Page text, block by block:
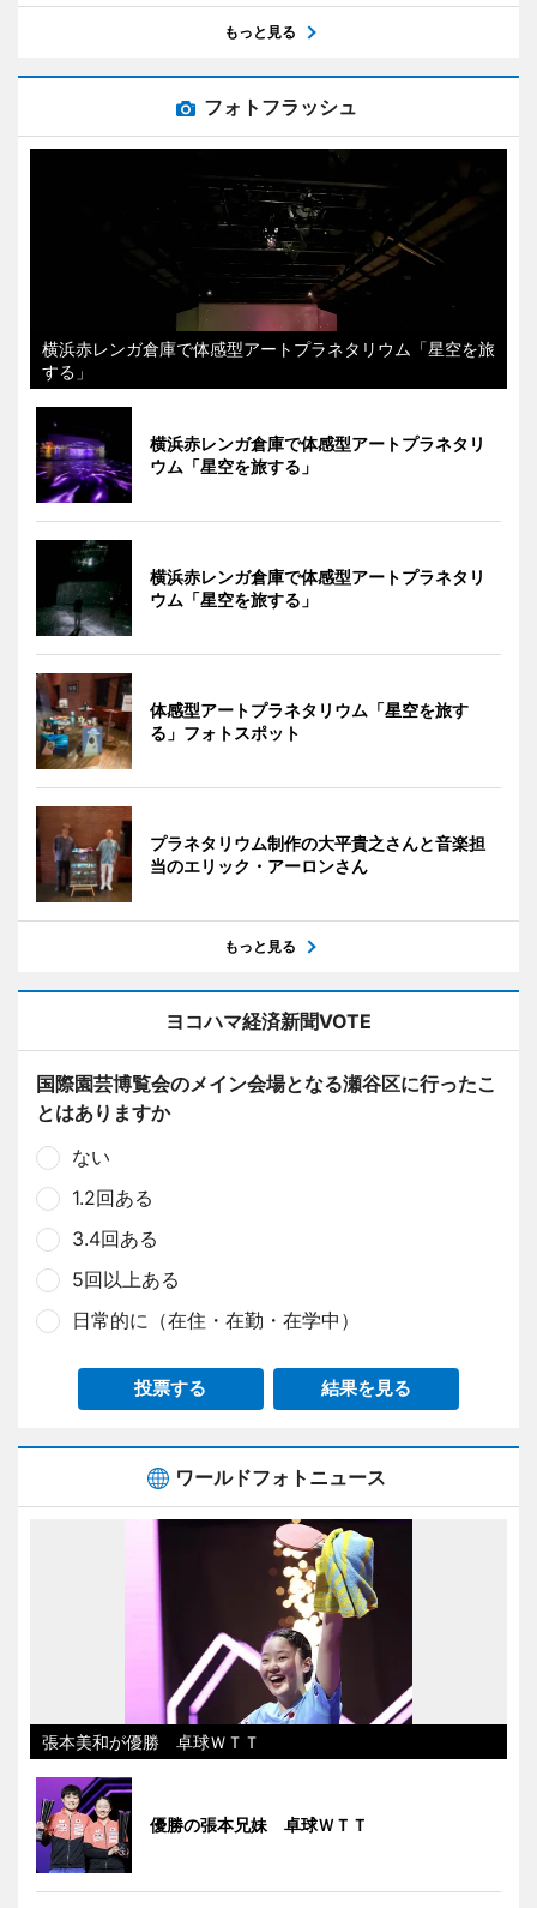
もっと見る
フォトフラッシュ
横浜赤レンガ倉庫で体感型アートプラネタリウム「星空を旅
する」
横浜赤レンガ倉庫で体感型アートプラネタリ
ウム「星空を旅する」
横浜赤レンガ倉庫で体感型アートプラネタリ
ウム「星空を旅する」
体感型アートプラネタリウム「星空を旅す
る」フォトスポット
プラネタリウム制作の大平貴之さんと音楽担
当のエリック・アーロンさん
もっと見る
ヨコハマ経済新聞VOTE
国際園芸博覧会のメイン会場となる瀬谷区に行ったこ
とはありますか
ない
1.2回ある
3.4回ある
5回以上ある
日常的に（在住・在勤・在学中）
投票する 結果を見る
ワールドフォトニュース
張本美和が優勝 卓球ＷＴＴ
優勝の張本兄妹 卓球ＷＴＴ